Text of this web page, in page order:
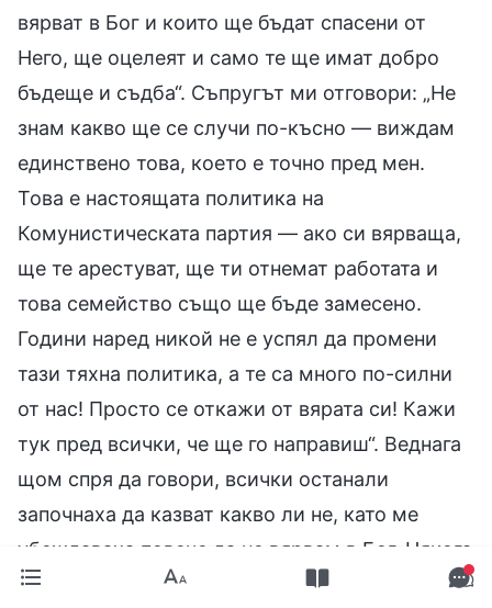
вярват в Бог и които ще бъдат спасени от
Него, ще оцелеят и само те ще имат добро
бъдеще и съдба“. Съпругът ми отговори: „Не
знам какво ще се случи по-късно — виждам
единствено това, което е точно пред мен.
Това е настоящата политика на
Комунистическата партия — ако си вярваща,
ще те арестуват, ще ти отнемат работата и
това семейство също ще бъде замесено.
Години наред никой не е успял да промени
тази тяхна политика, а те са много по-силни
от нас! Просто се откажи от вярата си! Кажи
тук пред всички, че ще го направиш“. Веднага
щом спря да говори, всички останали
започнаха да казват какво ли не, като ме
убеждаваха повече да не вярвам в Бог. Някога
бяхме голямо и щастливо семейство, но